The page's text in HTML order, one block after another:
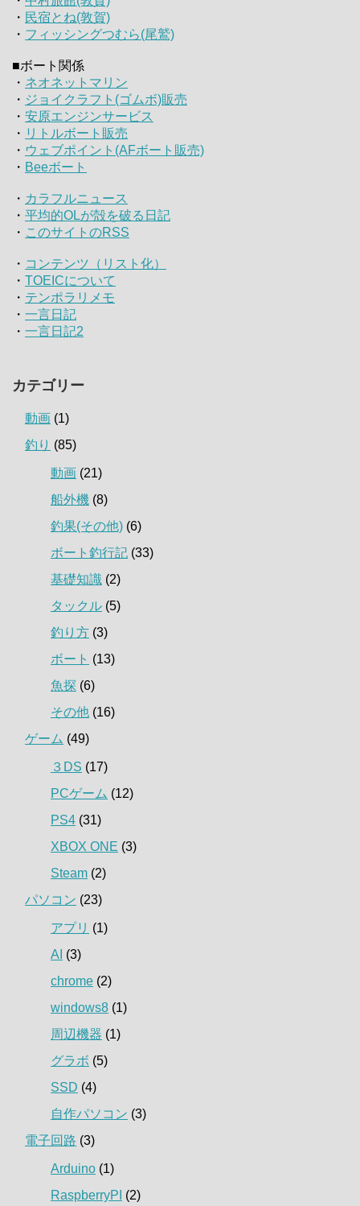
・ 民宿とね(敦賀)
・ フィッシングつむら(尾鷲)
■ボート関係
・ ネオネットマリン
・ ジョイクラフト(ゴムボ)販売
・ 安原エンジンサービス
・ リトルボート販売
・ ウェブポイント(AFボート販売)
・ Beeボート
・ カラフルニュース
・ 平均的OLが殻を破る日記
・ このサイトのRSS
・ コンテンツ（リスト化）
・ TOEICについて
・ テンポラリメモ
・ 一言日記
・ 一言日記2
カテゴリー
動画 (1)
釣り (85)
動画 (21)
船外機 (8)
釣果(その他) (6)
ボート釣行記 (33)
基礎知識 (2)
タックル (5)
釣り方 (3)
ボート (13)
魚探 (6)
その他 (16)
ゲーム (49)
３DS (17)
PCゲーム (12)
PS4 (31)
XBOX ONE (3)
Steam (2)
パソコン (23)
アプリ (1)
AI (3)
chrome (2)
windows8 (1)
周辺機器 (1)
グラボ (5)
SSD (4)
自作パソコン (3)
電子回路 (3)
Arduino (1)
RaspberryPI (2)